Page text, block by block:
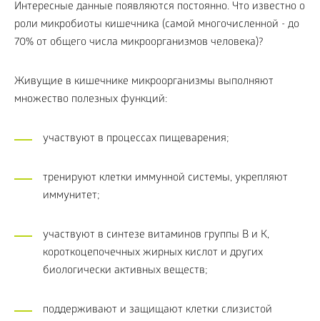
Интересные данные появляются постоянно. Что известно о
роли микробиоты кишечника (самой многочисленной - до
70% от общего числа микроорганизмов человека)?
Живущие в кишечнике микроорганизмы выполняют
множество полезных функций:
участвуют в процессах пищеварения;
тренируют клетки иммунной системы, укрепляют
иммунитет;
участвуют в синтезе витаминов группы B и K,
короткоцепочечных жирных кислот и других
биологически активных веществ;
поддерживают и защищают клетки слизистой